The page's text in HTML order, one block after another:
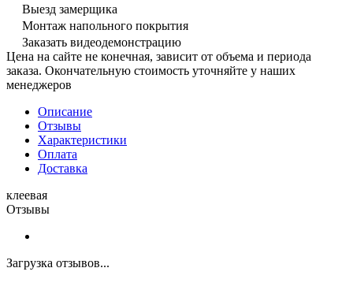
Выезд замерщика
Монтаж напольного покрытия
Заказать видеодемонстрацию
Цена на сайте не конечная, зависит от объема и периода
заказа. Окончательную стоимость уточняйте у наших
менеджеров
Описание
Отзывы
Характеристики
Оплата
Доставка
клеевая
Отзывы
Загрузка отзывов...